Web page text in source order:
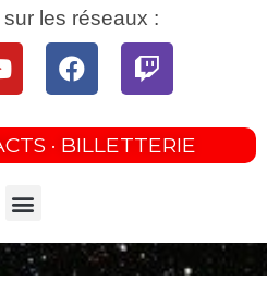
les réseaux :
FacebookTwitch
· BILLETTERIE
Menu